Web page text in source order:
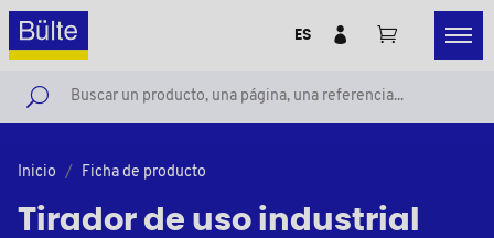
ES
Inicio Ficha de producto
Tirador de uso industrial